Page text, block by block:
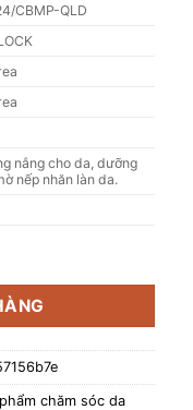
CBMP-QLD
nắng cho da, dưỡng
nếp nhăn làn da.
vô hình Dermablock
chăm sóc da